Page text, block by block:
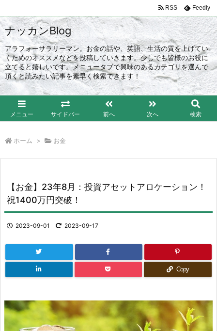
ナッカンBlog
アラフォーサラリーマン。お金の話や、英語、生活の質を上げてい
くためのオススメなどを投稿していきます。少しでも皆様のお役に
立てると嬉しいです。メニュータブで興味のあるカテゴリを選んで
頂くと読みたい記事を素早く検索できます！
メニュー サイドバー 前へ 次へ 検索
RSS Feedly
ホーム > お金
【お金】23年8月：投資アセットアロケーション！
祝1400万円突破！
2023-09-01 2023-09-17
Copy